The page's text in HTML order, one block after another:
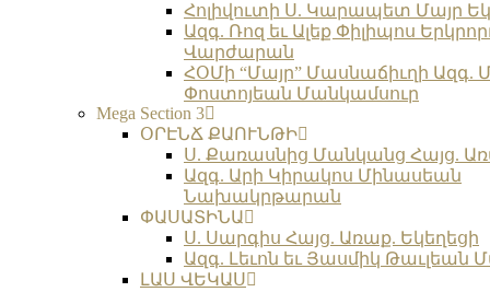
Հոլիվուտի Ս. Կարապետ Մայր
Ազգ. Ռոզ եւ Ալեք Փիլիպոս
Վարժարան
ՀՕՄի “Մայր” Մասնաճիւղի Ազգ.
Փոստոյեան Մանկամսուր
Mega Section 3
ՕՐԷՆՃ ՔԱՈՒՆԹԻ
Ս. Քառասնից Մանկանց Հայց.
Ազգ. Արի Կիրակոս Մինասեան
Նախակրթարան
ՓԱՍԱՏԻՆԱ
Ս. Սարգիս Հայց. Առաք. Եկեղեցի
Ազգ. Լեւոն եւ Յասմիկ Թաւլեան
ԼԱՍ ՎԵԿԱՍ